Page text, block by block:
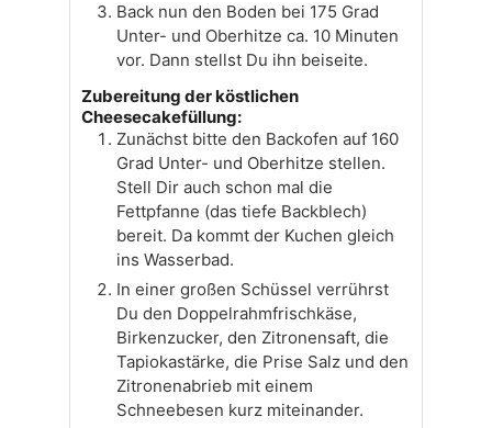
Back nun den Boden bei 175 Grad
Unter- und Oberhitze ca. 10 Minuten
vor. Dann stellst Du ihn beiseite.
Zubereitung der köstlichen
Cheesecakefüllung:
Zunächst bitte den Backofen auf 160
Grad Unter- und Oberhitze stellen.
Stell Dir auch schon mal die
Fettpfanne (das tiefe Backblech)
bereit. Da kommt der Kuchen gleich
ins Wasserbad.
In einer großen Schüssel verrührst
Du den Doppelrahmfrischkäse,
Birkenzucker, den Zitronensaft, die
Tapiokastärke, die Prise Salz und den
Zitronenabrieb mit einem
Schneebesen kurz miteinander.